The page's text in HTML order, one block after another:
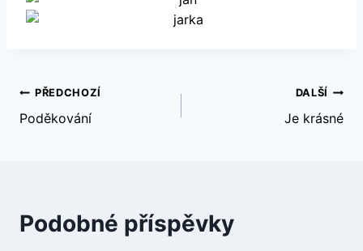
Navigace
pro
PŘEDCHOZÍ
Poděkování
DALŠÍ
Je krásné
Podobné příspěvky